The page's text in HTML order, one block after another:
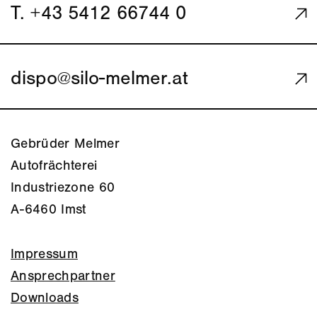
T. +43 5412 66744 0
dispo@silo-melmer.at
Gebrüder Melmer
Autofrächterei
Industriezone 60
A-6460 Imst
Impressum
Ansprechpartner
Downloads